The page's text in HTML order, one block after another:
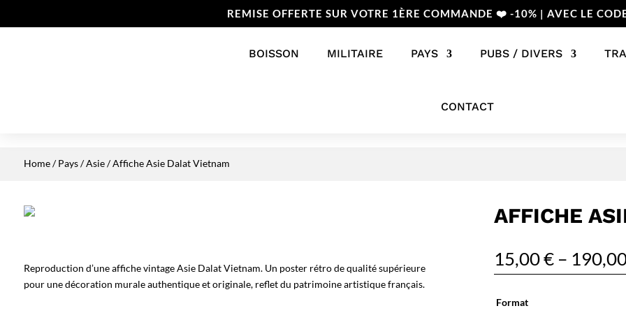
REMISE OFFERTE SUR VOTRE 1ÈRE COMMANDE ❤️ -10% | AVEC LE
BOISSON MILITAIRE PAYS PUBS / DIVERS
CONTACT
Home/Pays/Asie/ Affiche Asie Dalat Vietnam
Reproduction d’une affiche vintage Asie Dalat Vietnam. Un poster rétro de qualité supérieure
pour une décoration murale authentique et originale, reflet du patrimoine artistique français.
AFFICHE
15,00€ –
Format